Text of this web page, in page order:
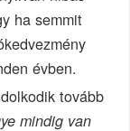
ha semmit
évben.
tovább
mindig van